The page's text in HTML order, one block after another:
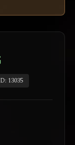
13035